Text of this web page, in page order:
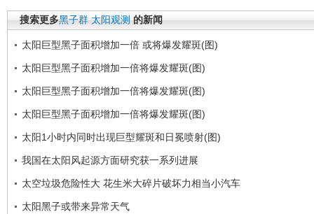
搜索更多黑子群 太阳观测 的新闻
太阳巨型黑子面积增加一倍 或将爆发耀斑(图)
太阳巨型黑子面积增加一倍将爆发耀斑(图)
太阳巨型黑子面积增加一倍将爆发耀斑(图)
太阳巨型黑子面积增加一倍将爆发耀斑(图)
太阳1小时内同时出现巨型耀斑和日冕喷射(图)
我国在太阳风起源方面研究获一系列进展
太空垃圾危险性大 花生米大碎片破坏力相当小汽车
太阳黑子或带来异常天气